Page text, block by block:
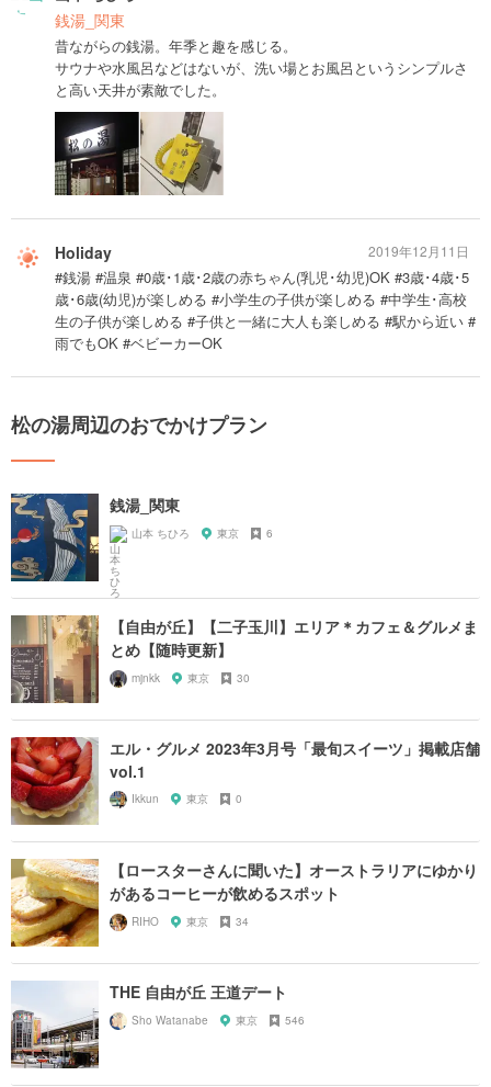
銭湯_関東
昔ながらの銭湯。年季と趣を感じる。
サウナや水風呂などはないが、洗い場とお風呂というシンプルさ
と高い天井が素敵でした。
Holiday
#銭湯 #温泉 #0歳･1歳･2歳の赤ちゃん(乳児･幼児)OK #3歳･4歳･5
歳･6歳(幼児)が楽しめる #小学生の子供が楽しめる #中学生･高校
生の子供が楽しめる #子供と一緒に大人も楽しめる #駅から近い #
雨でもOK #ベビーカーOK
2019年12月11日
松の湯周辺のおでかけプラン
銭湯_関東
山本 ちひろ 東京 6
【自由が丘】【二子玉川】エリア＊カフェ＆グルメま
とめ【随時更新】
mjnkk 東京 30
エル・グルメ 2023年3月号「最旬スイーツ」掲載店舗
vol.1
Ikkun 東京 0
【ロースターさんに聞いた】オーストラリアにゆかり
があるコーヒーが飲めるスポット
RIHO 東京 34
THE 自由が丘 王道デート
Sho Watanabe 東京 546